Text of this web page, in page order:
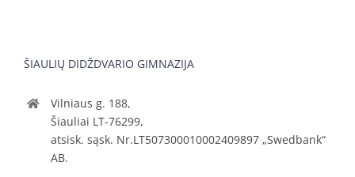
ŠIAULIŲ DIDŽDVARIO GIMNAZIJA
Vilniaus g. 188,
Šiauliai LT-76299,
atsisk. sąsk. Nr.LT507300010002409897 „Swedbank“
AB.